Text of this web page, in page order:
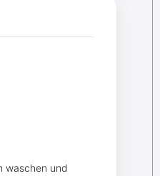
waschen und